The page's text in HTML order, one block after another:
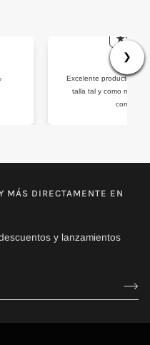
❯
Jorge
Excelente producto, la
talla tal y como marca
compraré
MÁS DIRECTAMENTE EN
y lanzamientos